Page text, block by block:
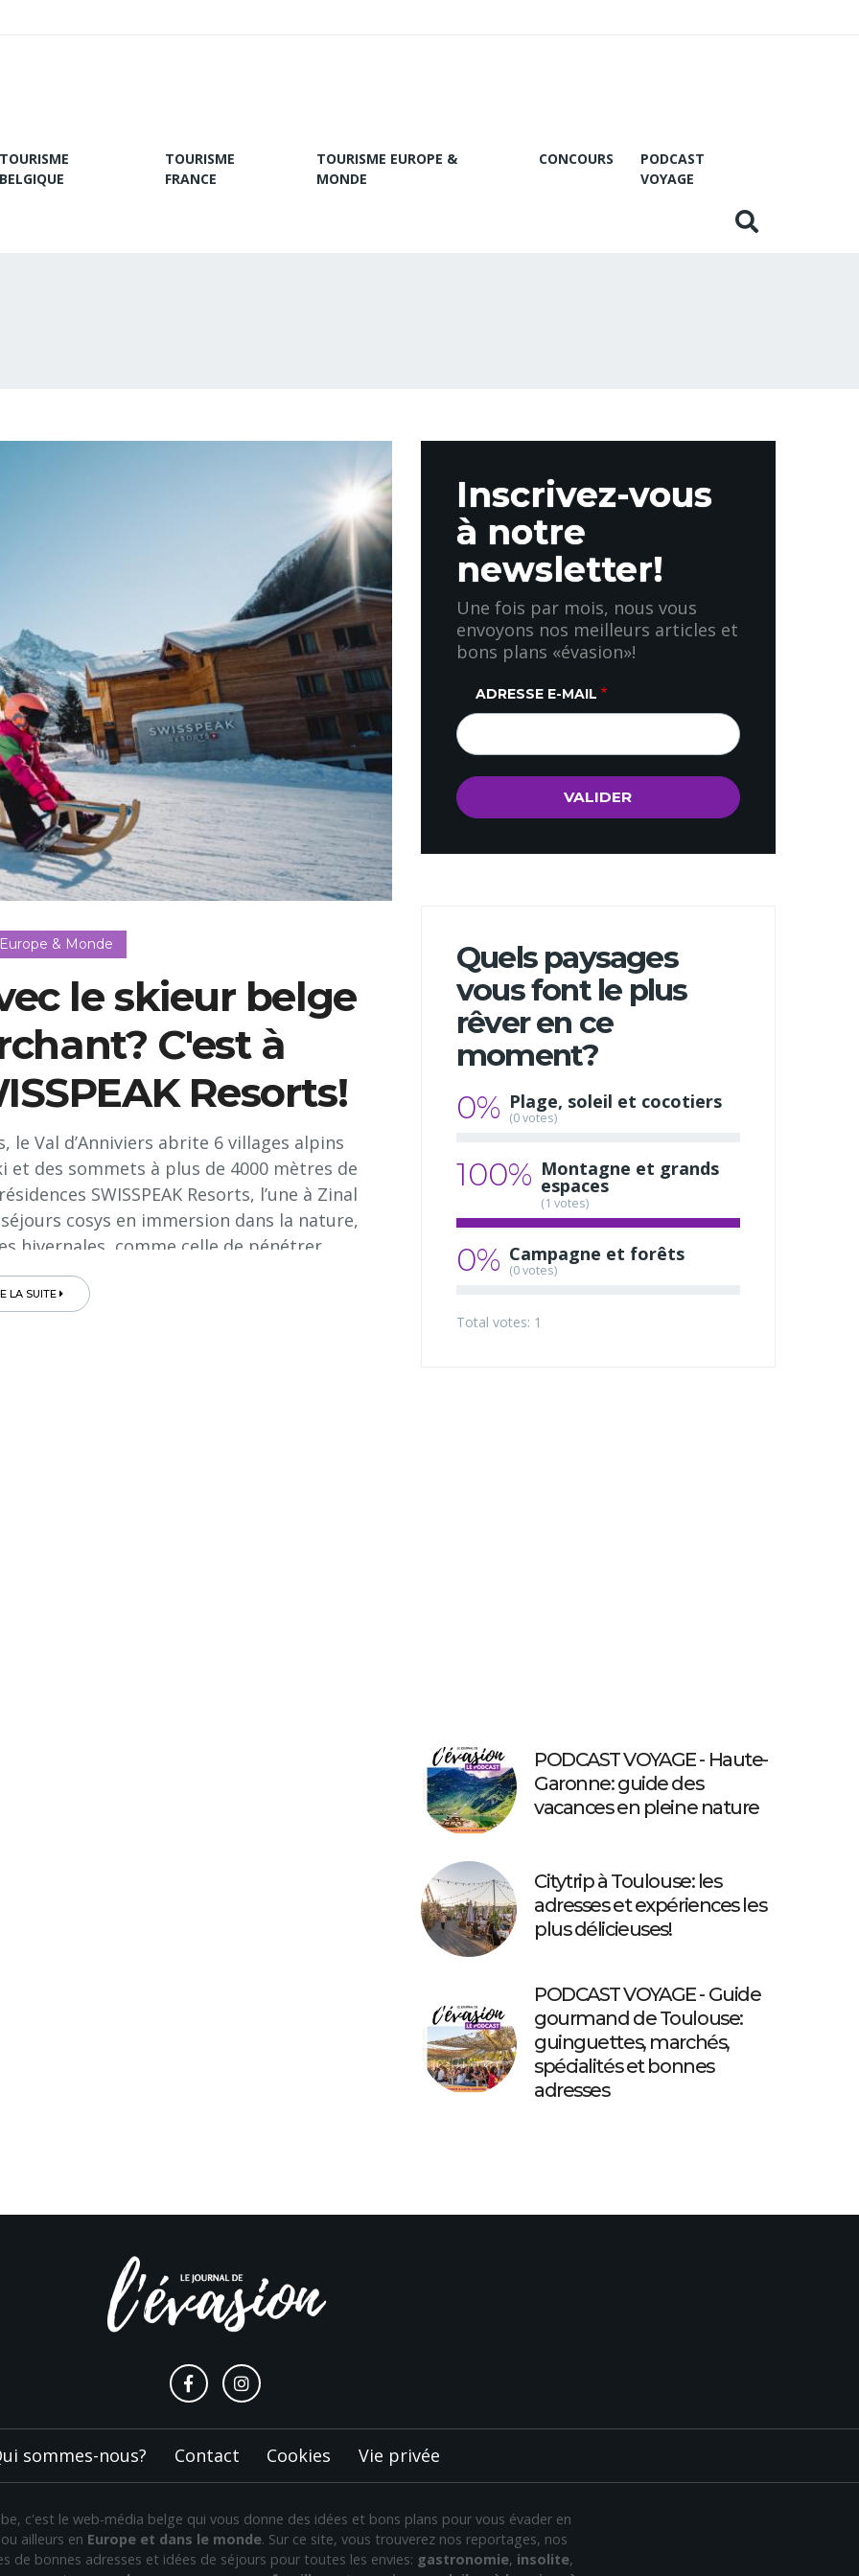
TOURISME
FRANCE
TOURISME EUROPE &
MONDE
CONCOURS
PODCAST
VOYAGE
& Monde
le skieur belge
C'est à
Resorts!
le Val d’Anniviers abrite 6 villages alpins
des sommets à plus de 4000 mètres de
SWISSPEAK Resorts, l’une à Zinal
cosys en immersion dans la nature,
hivernales, comme celle de pénétrer...
LA SUITE
Inscrivez-vous
à notre
newsletter!
Une fois par mois, nous vous
envoyons nos meilleurs articles et
bons plans «évasion»!
ADRESSE E-MAIL
Quels paysages
vous font le plus
rêver en ce
moment?
0% Plage, soleil et cocotiers
(0 votes)
100% Montagne et grands
espaces
(1 votes)
0% Campagne et forêts
(0 votes)
Total votes: 1
PODCAST VOYAGE - Haute-
Garonne: guide des
vacances en pleine nature
Citytrip à Toulouse: les
adresses et expériences les
plus délicieuses!
PODCAST VOYAGE - Guide
gourmand de Toulouse:
guinguettes, marchés,
spécialités et bonnes
adresses
sommes-nous? Contact Cookies Vie privée
c'est le web-média belge qui vous donne des idées et bons plans pour vous évader en
ailleurs en Europe et dans le monde. Sur ce site, vous trouverez nos reportages, nos
de bonnes adresses et idées de séjours pour toutes les envies: gastronomie, insolite,